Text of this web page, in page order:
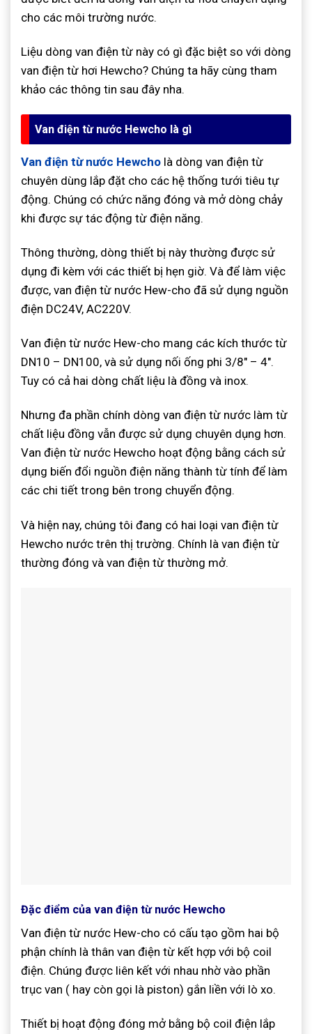
cho các môi trường nước.
Liệu dòng van điện từ này có gì đặc biệt so với dòng
van điện từ hơi Hewcho? Chúng ta hãy cùng tham
khảo các thông tin sau đây nha.
Van điện từ nước Hewcho là gì
Van điện từ nước Hewcho là dòng van điện từ
chuyên dùng lắp đặt cho các hệ thống tưới tiêu tự
động. Chúng có chức năng đóng và mở dòng chảy
khi được sự tác động từ điện năng.
Thông thường, dòng thiết bị này thường được sử
dụng đi kèm với các thiết bị hẹn giờ. Và để làm việc
được, van điện từ nước Hew-cho đã sử dụng nguồn
điện DC24V, AC220V.
Van điện từ nước Hew-cho mang các kích thước từ
DN10 – DN100, và sử dụng nối ống phi 3/8″ – 4″.
Tuy có cả hai dòng chất liệu là đồng và inox.
Nhưng đa phần chính dòng van điện từ nước làm từ
chất liệu đồng vẫn được sử dụng chuyên dụng hơn.
Van điện từ nước Hewcho hoạt động bằng cách sử
dụng biến đổi nguồn điện năng thành từ tính để làm
các chi tiết trong bên trong chuyển động.
Và hiện nay, chúng tôi đang có hai loại van điện từ
Hewcho nước trên thị trường. Chính là van điện từ
thường đóng và van điện từ thường mở.
Đặc điểm của van điện từ nước Hewcho
Van điện từ nước Hew-cho có cấu tạo gồm hai bộ
phận chính là thân van điện từ kết hợp với bộ coil
điện. Chúng được liên kết với nhau nhờ vào phần
trục van ( hay còn gọi là piston) gắn liền với lò xo.
Thiết bị hoạt động đóng mở bằng bộ coil điện lắp